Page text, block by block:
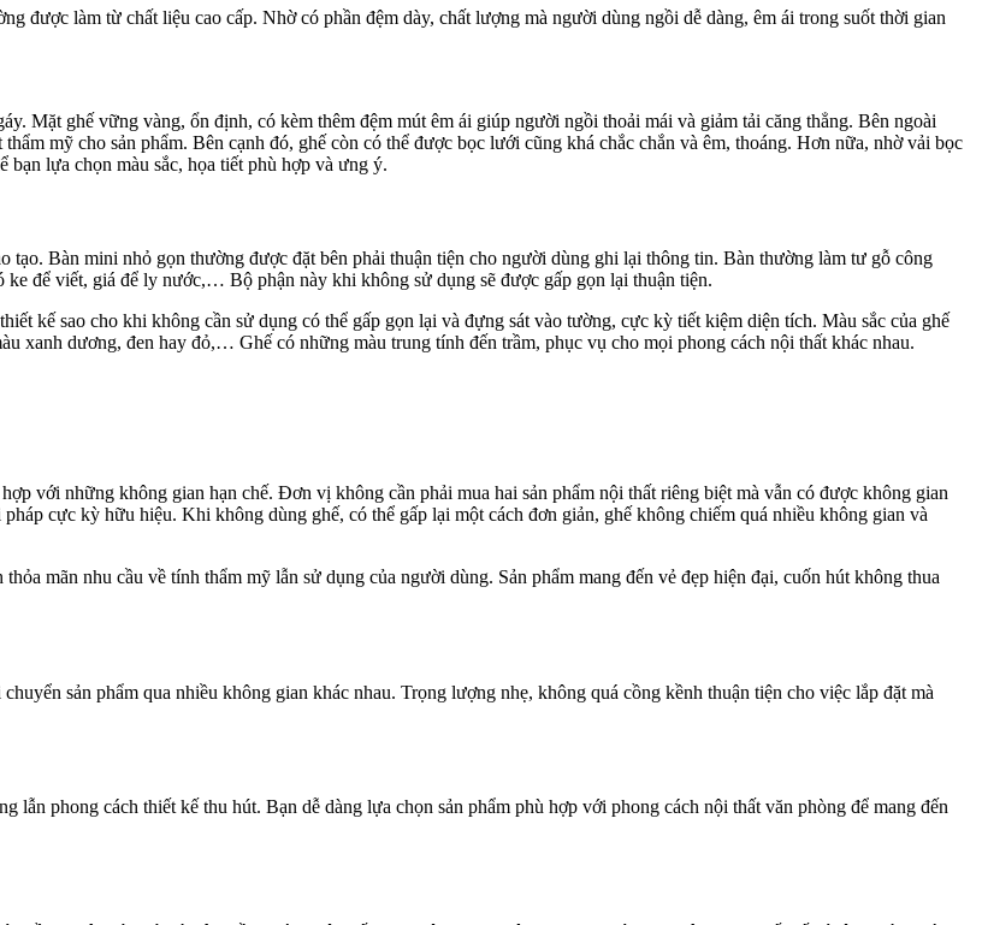
được làm từ chất liệu cao cấp. Nhờ có phần đệm dày, chất lượng mà người dùng ngồi dễ dàng, êm ái trong suốt thời gian
Mặt ghế vững vàng, ổn định, có kèm thêm đệm mút êm ái giúp người ngồi thoải mái và giảm tải căng thẳng. Bên ngoài
mỹ cho sản phẩm. Bên cạnh đó, ghế còn có thể được bọc lưới cũng khá chắc chắn và êm, thoáng. Hơn nữa, nhờ vải bọc
bạn lựa chọn màu sắc, họa tiết phù hợp và ưng ý.
tạo. Bàn mini nhỏ gọn thường được đặt bên phải thuận tiện cho người dùng ghi lại thông tin. Bàn thường làm tư gỗ công
để viết, giá để ly nước,… Bộ phận này khi không sử dụng sẽ được gấp gọn lại thuận tiện.
kế sao cho khi không cần sử dụng có thể gấp gọn lại và đựng sát vào tường, cực kỳ tiết kiệm diện tích. Màu sắc của ghế
xanh dương, đen hay đỏ,… Ghế có những màu trung tính đến trầm, phục vụ cho mọi phong cách nội thất khác nhau.
với những không gian hạn chế. Đơn vị không cần phải mua hai sản phẩm nội thất riêng biệt mà vẫn có được không gian
cực kỳ hữu hiệu. Khi không dùng ghế, có thể gấp lại một cách đơn giản, ghế không chiếm quá nhiều không gian và
mãn nhu cầu về tính thẩm mỹ lẫn sử dụng của người dùng. Sản phẩm mang đến vẻ đẹp hiện đại, cuốn hút không thua
sản phẩm qua nhiều không gian khác nhau. Trọng lượng nhẹ, không quá cồng kềnh thuận tiện cho việc lắp đặt mà
phong cách thiết kế thu hút. Bạn dễ dàng lựa chọn sản phẩm phù hợp với phong cách nội thất văn phòng để mang đến